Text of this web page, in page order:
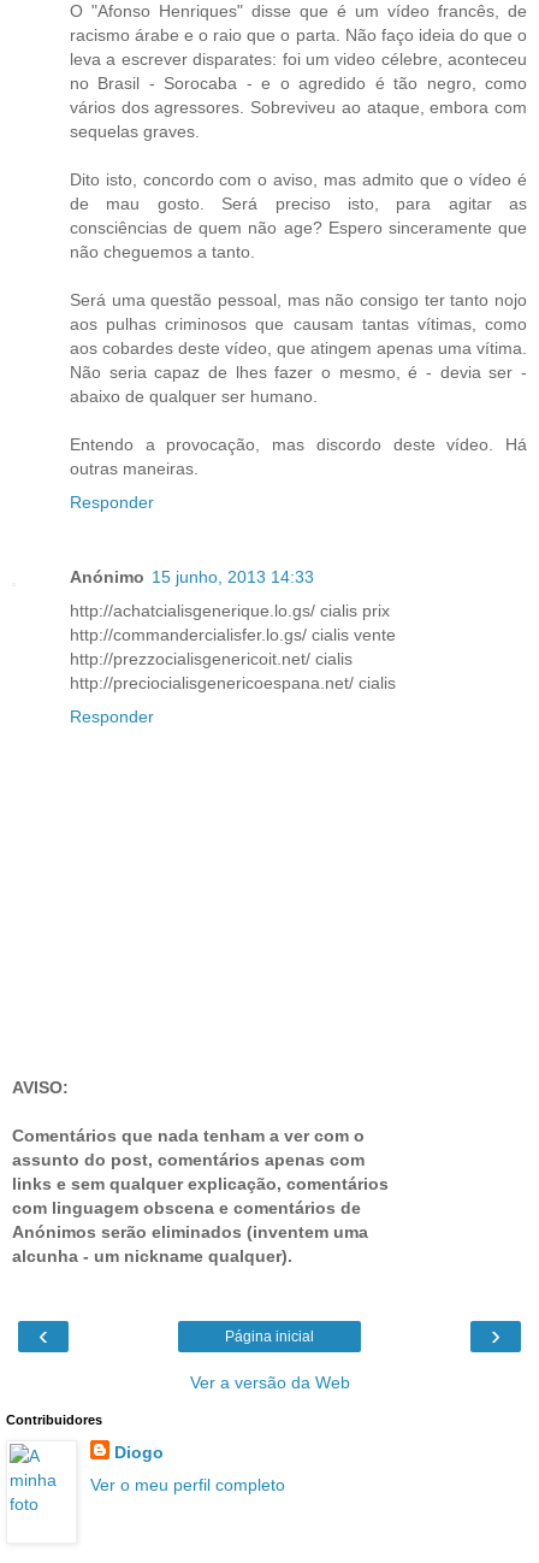
O "Afonso Henriques" disse que é um vídeo francês, de
racismo árabe e o raio que o parta. Não faço ideia do que o
leva a escrever disparates: foi um video célebre, aconteceu
no Brasil - Sorocaba - e o agredido é tão negro, como
vários dos agressores. Sobreviveu ao ataque, embora com
sequelas graves.
Dito isto, concordo com o aviso, mas admito que o vídeo é
de mau gosto. Será preciso isto, para agitar as
consciências de quem não age? Espero sinceramente que
não cheguemos a tanto.
Será uma questão pessoal, mas não consigo ter tanto nojo
aos pulhas criminosos que causam tantas vítimas, como
aos cobardes deste vídeo, que atingem apenas uma vítima.
Não seria capaz de lhes fazer o mesmo, é - devia ser -
abaixo de qualquer ser humano.
Entendo a provocação, mas discordo deste vídeo. Há
outras maneiras.
Responder
Anónimo 15 junho, 2013 14:33
http://achatcialisgenerique.lo.gs/ cialis prix
http://commandercialisfer.lo.gs/ cialis vente
http://prezzocialisgenericoit.net/ cialis
http://preciocialisgenericoespana.net/ cialis
Responder
AVISO:
Comentários que nada tenham a ver com o
assunto do post, comentários apenas com
links e sem qualquer explicação, comentários
com linguagem obscena e comentários de
Anónimos serão eliminados (inventem uma
alcunha - um nickname qualquer).
‹ ›
Página inicial
Ver a versão da Web
Contribuidores
Diogo
Ver o meu perfil completo